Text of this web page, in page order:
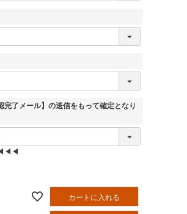
完了メール】の送信をもって確定となり
◀◀◀
カートに入れる